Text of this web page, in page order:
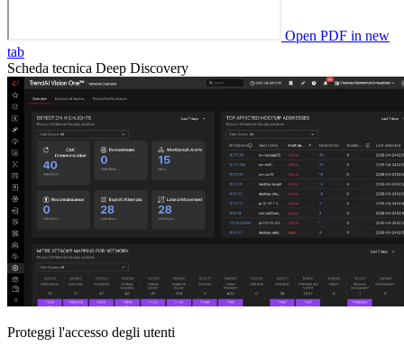
Open PDF in new
tab
Scheda tecnica Deep Discovery
Proteggi l'accesso degli utenti